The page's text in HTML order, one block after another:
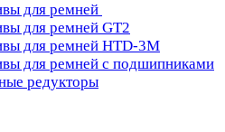
для ремней
для ремней GT2
для ремней HTD-3M
для ремней с подшипниками
редукторы